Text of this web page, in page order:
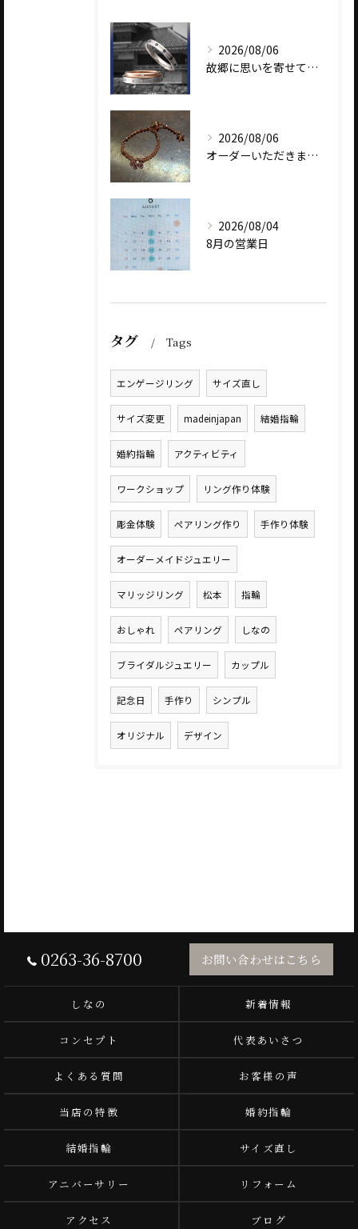
2026/08/06
故郷に思いを寄せて～オリジナルブランド【Shinano(しな...
2026/08/06
オーダーいただきました、AbHeri 『dew 露』の新作で...
2026/08/04
8月の営業日
タグ Tags
エンゲージリング サイズ直し
サイズ変更 madeinjapan 結婚指輪
婚約指輪 アクティビティ
ワークショップ リング作り体験
彫金体験 ペアリング作り 手作り体験
オーダーメイドジュエリー
マリッジリング 松本 指輪
おしゃれ ペアリング しなの
ブライダルジュエリー カップル
記念日 手作り シンプル
オリジナル デザイン
0263-36-8700 お問い合わせはこちら
しなの 新着情報
コンセプト 代表あいさつ
よくある質問 お客様の声
当店の特徴 婚約指輪
結婚指輪 サイズ直し
アニバーサリー リフォーム
アクセス ブログ